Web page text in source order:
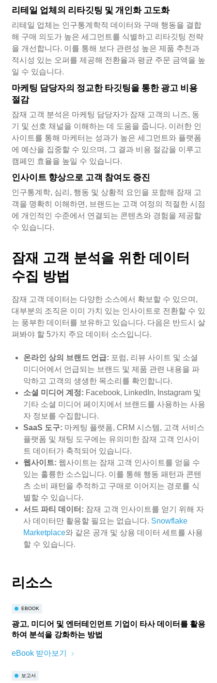
리테일 업체의 리타깃팅 및 개인화 고도화
리테일 업체는 인구통계학적 데이터와 구매 행동을 결합
해 구매 의도가 높은 세그먼트를 식별하고 리타깃팅 전략
을 개선합니다. 이를 통해 보다 관련성 높은 제품 추천과
적시성 있는 오퍼를 제공해 전환율과 평균 주문 금액을 높
일 수 있습니다.
마케팅 담당자의 정교한 타깃팅을 통한 광고 비용
절감
잠재 고객 분석은 마케팅 담당자가 잠재 고객의 니즈, 동
기 및 선호 채널을 이해하는 데 도움을 줍니다. 이러한 인
사이트를 통해 마케터는 성과가 높은 세그먼트와 플랫폼
에 예산을 집중할 수 있으며, 그 결과 비용 절감을 이루고
캠페인 효율을 높일 수 있습니다.
인사이트 향상으로 고객 참여도 증진
인구통계학, 심리, 행동 및 상황적 요인을 포함해 잠재 고
객을 명확히 이해하면, 브랜드는 고객 여정의 적절한 시점
에 개인적인 수준에서 연결되는 콘텐츠와 경험을 제공할
수 있습니다.
잠재 고객 분석을 위한 데이터
수집 방법
잠재 고객 데이터는 다양한 소스에서 확보할 수 있으며,
대부분의 조직은 이미 가치 있는 인사이트로 전환할 수 있
는 풍부한 데이터를 보유하고 있습니다. 다음은 반드시 살
펴봐야 할 5가지 주요 데이터 소스입니다.
온라인 상의 브랜드 언급: 포럼, 리뷰 사이트 및 소셜
미디어에서 언급되는 브랜드 및 제품 관련 내용을 파
악하고 고객의 생생한 목소리를 확인합니다.
소셜 미디어 계정: Facebook, LinkedIn, Instagram 및
기타 소셜 미디어 페이지에서 브랜드를 사용하는 사용
자 정보를 수집합니다.
SaaS 도구: 마케팅 플랫폼, CRM 시스템, 고객 서비스
플랫폼 및 채팅 도구에는 유의미한 잠재 고객 인사이
트 데이터가 축적되어 있습니다.
웹사이트: 웹사이트는 잠재 고객 인사이트를 얻을 수
있는 훌륭한 소스입니다. 이를 통해 행동 패턴과 콘텐
츠 소비 패턴을 추적하고 구매로 이어지는 경로를 식
별할 수 있습니다.
서드 파티 데이터: 잠재 고객 인사이트를 얻기 위해 자
사 데이터만 활용할 필요는 없습니다. Snowflake
Marketplace와 같은 공개 및 상용 데이터 세트를 사용
할 수 있습니다.
리소스
EBOOK
광고, 미디어 및 엔터테인먼트 기업이 타사 데이터를 활용
하여 분석을 강화하는 방법
eBook 받아보기
보고서